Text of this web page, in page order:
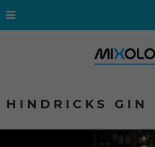
HINDRICKS GIN